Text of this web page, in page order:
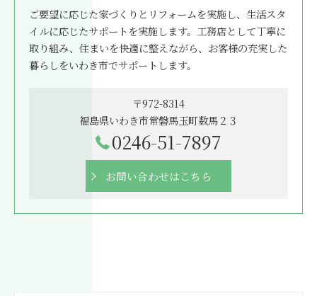
ご要望に応じた家づくりとリフォームを実施し、生活スタ
イルに応じたサポートを実施します。工務店として丁寧に
取り組み、住まいを快適に整えながら、お客様の充実した
暮らしをいわき市でサポートします。
〒972-8314
福島県いわき市常磐馬玉町数馬２３
0246-51-7897
お問い合わせはこちら